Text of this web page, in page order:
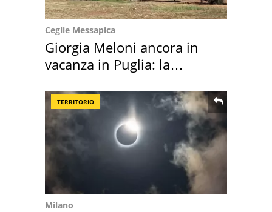
Ceglie Messapica
Giorgia Meloni ancora in
vacanza in Puglia: la
TERRITORIO
Milano